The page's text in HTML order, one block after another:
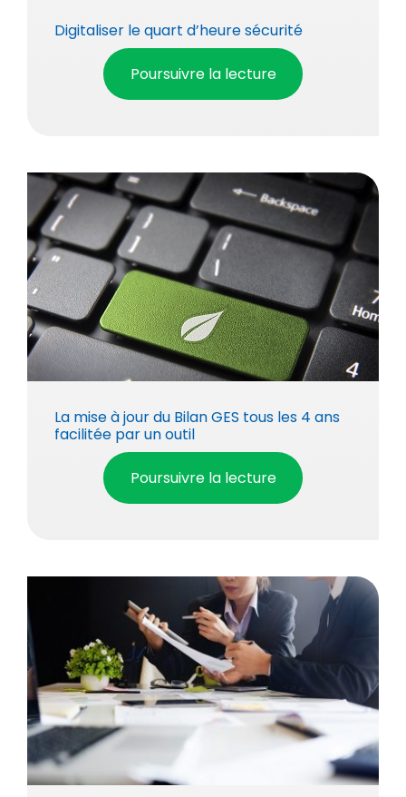
Digitaliser le quart d’heure sécurité
Poursuivre la lecture
La mise à jour du Bilan GES tous les 4 ans
facilitée par un outil
Poursuivre la lecture